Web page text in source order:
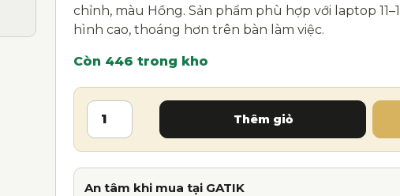
chỉnh, màu Hồng. Sản phẩm phù hợp với laptop
hình cao, thoáng hơn trên bàn làm việc.
Còn 446 trong kho
Giá đỡ laptop N3 Pro HỒNG – Nhôm gấp gọn, 10
Thêm giỏ
A
l
t
e
r
An tâm khi mua tại GATIK